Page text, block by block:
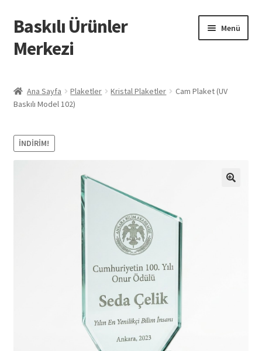
Dolaşıma
geç
İçeriğe
geç
Baskılı Ürünler
Merkezi
Menü
Baskılı Ürünler
Hesabım
İPTAL VE İADE KOŞULLARI
İptal ve İade Politikası
Mesafeli Satış Sözleşmesi
Ana Sayfa Plaketler Kristal Plaketler
Cam Plaket (UV
Baskılı Model 102)
İNDIRIM!